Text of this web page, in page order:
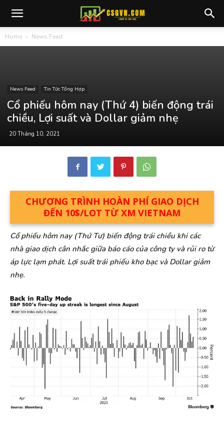
Home News Feed
News Feed Tin Tức Tổng Hợp
Cổ phiếu hôm nay (Thứ 4) biến động trái
chiều, Lợi suất và Dollar giảm nhẹ
20 Tháng 10, 2021
CHƯƠNG TRÌNH HOÀN PHÍ GIAO DỊCH
ĐẾN 10$/LOT TỪ XM VIETNAM
Cổ phiếu hôm nay (Thứ Tư) biến động trái chiều khi các
nhà giao dịch cân nhắc giữa báo cáo của công ty và rủi ro từ
áp lực lạm phát. Lợi suất trái phiếu kho bạc và Dollar giảm
nhẹ.